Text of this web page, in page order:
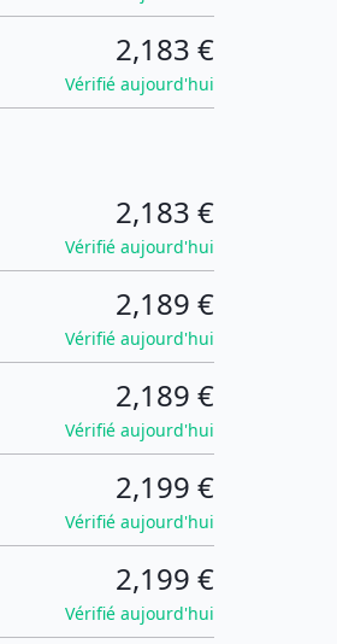
2,183 €
Vérifié aujourd'hui
2,183 €
Vérifié aujourd'hui
2,189 €
Vérifié aujourd'hui
2,189 €
Vérifié aujourd'hui
2,199 €
Vérifié aujourd'hui
2,199 €
Vérifié aujourd'hui